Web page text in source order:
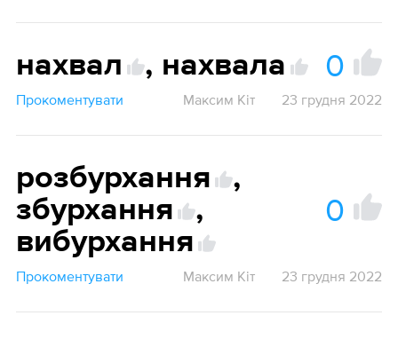
нахвал , нахвала 0
Прокоментувати Максим Кіт 23 грудня 2022
розбурхання
,
збурхання
,
вибурхання
0
Прокоментувати Максим Кіт 23 грудня 2022